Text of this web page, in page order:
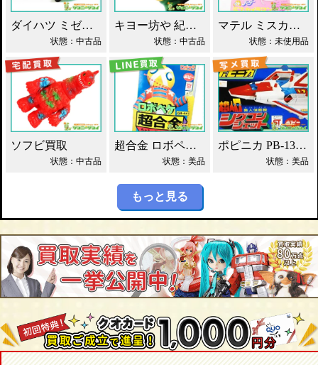
ダイハツ ミゼット ブリキ マスダヤ買取！
状態：中古品
キヨー坊や 紀陽銀行 店頭用 貯金箱 ソフビ買取！
状態：中古品
マテル ミスカメラマン バービー人形 買取！
状態：未使用品
ソフビ買取
状態：中古品
超合金 ロボペケ GA-44 がんばれ!!ロボコン 買取！
状態：美品
ポピニカ PB-13 シグコンジェット 買取！
状態：美品
もっと見る